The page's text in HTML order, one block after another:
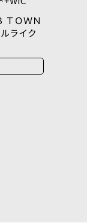
ＴＯＷＮ
ライク